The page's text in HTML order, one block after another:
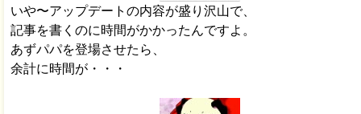
いや〜アップデートの内容が盛り沢山で、
記事を書くのに時間がかかったんですよ。
あずパパを登場させたら、
余計に時間が・・・